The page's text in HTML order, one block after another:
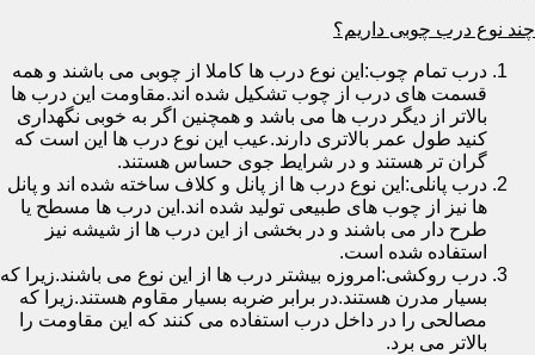
چند نوع درب چوبی داریم؟
درب تمام چوب:این نوع درب ها کاملا از چوبی می باشند و همه
قسمت های درب از چوب تشکیل شده اند.مقاومت این درب ها
بالاتر از دیگر درب ها می باشد و همچنین اگر به خوبی نگهداری
کنید طول عمر بالاتری دارند.عیب این نوع درب ها این است که
گران تر هستند و در شرایط جوی حساس هستند.
درب پانلی:این نوع درب ها از پانل و کلاف ساخته شده اند و پانل
ها نیز از چوب های طبیعی تولید شده اند.این درب ها مسطح یا
طرح دار می باشند و در بخشی از این درب ها از شیشه نیز
استفاده شده است.
درب روکشی:امروزه بیشتر درب ها از این نوع می باشند.زیرا که
بسیار مدرن هستند.در برابر ضربه بسیار مقاوم هستند.زیرا که
مصالحی را در داخل درب استفاده می کنند که این مقاومت را
بالاتر می برد.